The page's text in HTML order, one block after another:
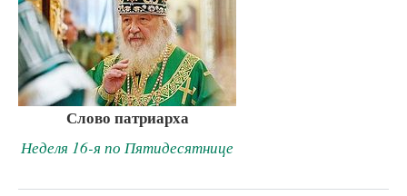
Слово патриарха
Неделя 16-я по Пятидесятнице